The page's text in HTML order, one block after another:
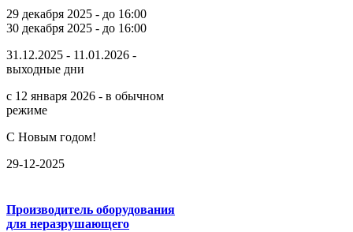
29 декабря 2025 - до 16:00
30 декабря 2025 - до 16:00
31.12.2025 - 11.01.2026 -
выходные дни
с 12 января 2026 - в обычном
режиме
С Новым годом!
29-12-2025
Производитель оборудования
для неразрушающего